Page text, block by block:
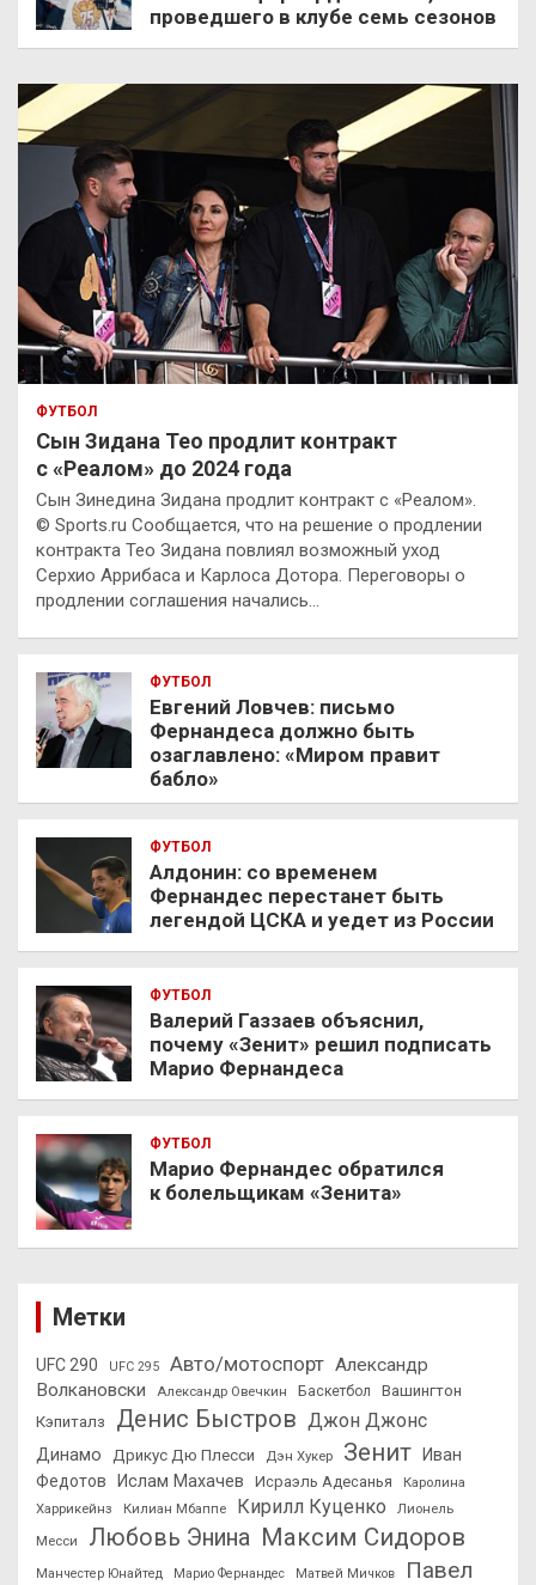
проведшего в клубе семь сезонов
ФУТБОЛ
Сын Зидана Тео продлит контракт
с «Реалом» до 2024 года
Сын Зинедина Зидана продлит контракт с «Реалом».
© Sports.ru Сообщается, что на решение о продлении
контракта Тео Зидана повлиял возможный уход
Серхио Аррибаса и Карлоса Дотора. Переговоры о
продлении соглашения начались…
ФУТБОЛ
Евгений Ловчев: письмо
Фернандеса должно быть
озаглавлено: «Миром правит
бабло»
ФУТБОЛ
Алдонин: со временем
Фернандес перестанет быть
легендой ЦСКА и уедет из России
ФУТБОЛ
Валерий Газзаев объяснил,
почему «Зенит» решил подписать
Марио Фернандеса
ФУТБОЛ
Марио Фернандес обратился
к болельщикам «Зенита»
Метки
UFC 290 UFC 295 Авто/мотоспорт Александр
Волкановски
Александр Овечкин Баскетбол
Вашингтон
Кэпиталз
Денис Быстров Джон Джонс
Динамо Дрикус Дю Плесси Дэн Хукер Зенит Иван
Федотов
Ислам Махачев Исраэль Адесанья
Каролина
Харрикейнз
Килиан Мбаппе Кирилл Куценко
Лионель
Месси
Любовь Энина Максим Сидоров
Манчестер Юнайтед Марио Фернандес Матвей Мичков
Павел